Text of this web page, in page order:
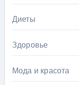
Диеты
Здоровье
Мода и красота